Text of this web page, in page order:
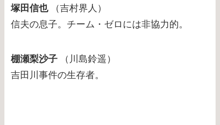
塚田信也（吉村界人）
信夫の息子。チーム・ゼロには非協力的。
棚瀬梨沙子 （川島鈴遥）
吉田川事件の生存者。